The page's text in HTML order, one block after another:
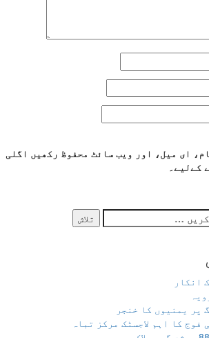
میل، اور ویب سائٹ محفوظ رکھیں اگلی
کا خنجر
اہم لاجسٹک مرکز تباہ